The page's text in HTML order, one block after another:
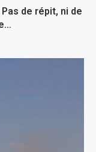
de répit, ni de